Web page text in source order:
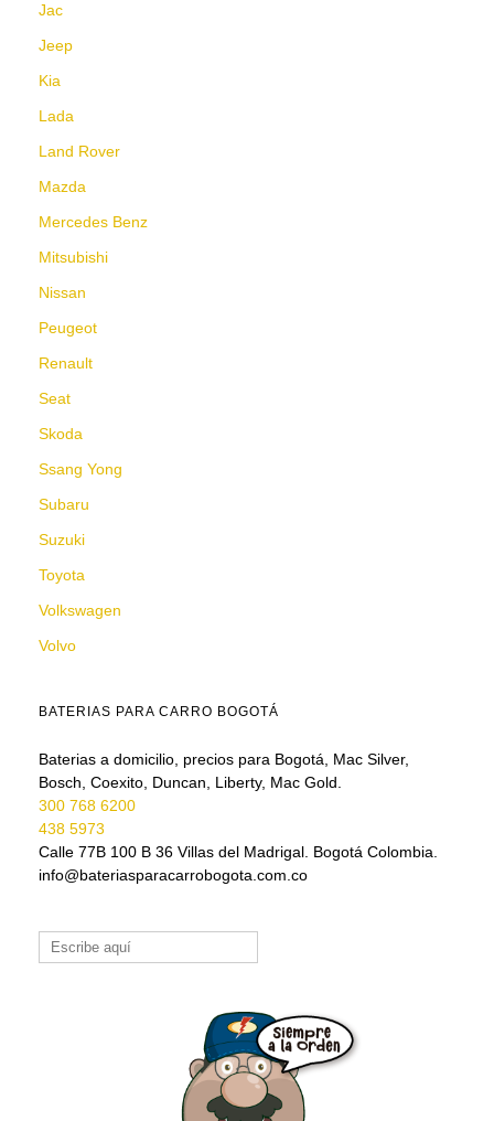
Jac
Jeep
Kia
Lada
Land Rover
Mazda
Mercedes Benz
Mitsubishi
Nissan
Peugeot
Renault
Seat
Skoda
Ssang Yong
Subaru
Suzuki
Toyota
Volkswagen
Volvo
BATERIAS PARA CARRO BOGOTÁ
Baterias a domicilio, precios para Bogotá, Mac Silver,
Bosch, Coexito, Duncan, Liberty, Mac Gold.
300 768 6200
438 5973
Calle 77B 100 B 36 Villas del Madrigal. Bogotá Colombia.
info@bateriasparacarrobogota.com.co
Buscar: